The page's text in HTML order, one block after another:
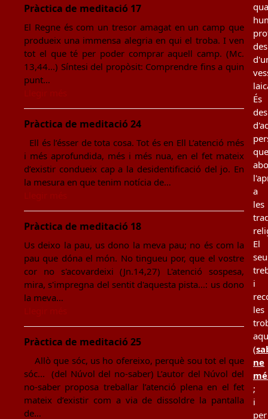
Pràctica de meditació 17
El Regne és com un tresor amagat en un camp que
produeix una immensa alegria en qui el troba. I ven
tot el que té per poder comprar aquell camp. (Mc.
13,44...) Síntesi del propòsit: Comprendre fins a quin
punt…
Pràctica de meditació 24
Ell és l’ésser de tota cosa. Tot és en Ell L’atenció més
i més aprofundida, més i més nua, en el fet mateix
d’existir condueix cap a la desidentificació del jo. En
la mesura en que tenim notícia de…
Pràctica de meditació 18
Us deixo la pau, us dono la meva pau; no és com la
pau que dóna el món. No tingueu por, que el vostre
cor no s'acovardeixi (Jn.14,27) L'atenció sospesa,
mira, s'impregna del sentit d'aquesta pista...: us dono
la meva…
Pràctica de meditació 25
Allò que sóc, us ho ofereixo, perquè sou tot el que
sóc... (del Núvol del no-saber) L’autor del Núvol del
no-saber proposa treballar l’atenció plena en el fet
mateix d’existir com a via de dissoldre la pantalla
de…
des
És
des
que
a
les
El
i
les
(
ne
;
i
per